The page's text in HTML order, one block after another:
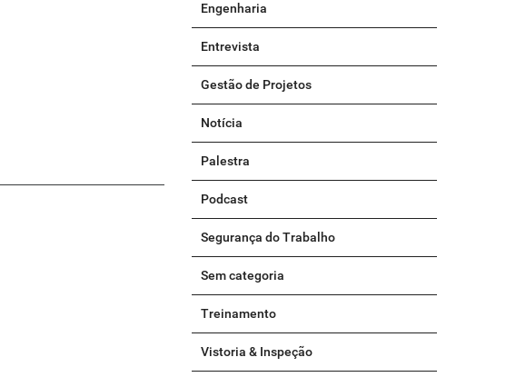
Engenharia
Entrevista
Gestão de Projetos
Notícia
Palestra
Podcast
Segurança do Trabalho
Sem categoria
Treinamento
Vistoria & Inspeção